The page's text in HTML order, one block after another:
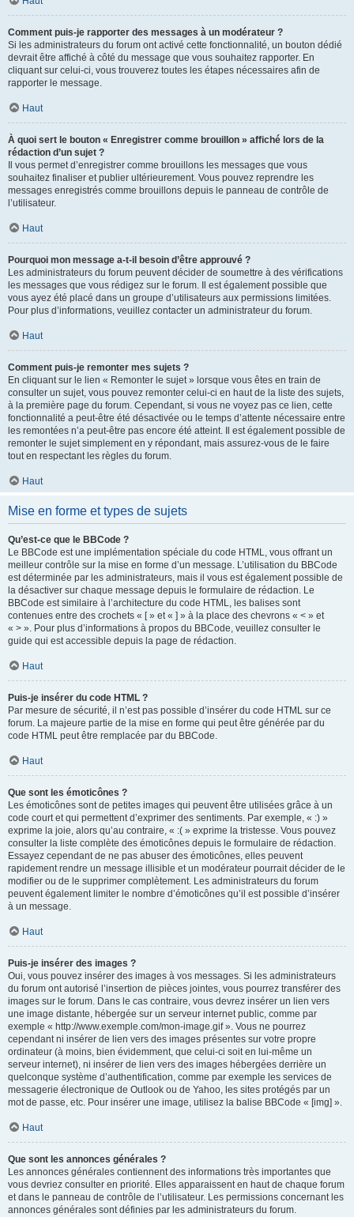
Comment puis-je rapporter des messages à un modérateur ?
Si les administrateurs du forum ont activé cette fonctionnalité, un bouton dédié
devrait être affiché à côté du message que vous souhaitez rapporter. En
cliquant sur celui-ci, vous trouverez toutes les étapes nécessaires afin de
rapporter le message.
Haut
À quoi sert le bouton « Enregistrer comme brouillon » affiché lors de la
rédaction d’un sujet ?
Il vous permet d’enregistrer comme brouillons les messages que vous
souhaitez finaliser et publier ultérieurement. Vous pouvez reprendre les
messages enregistrés comme brouillons depuis le panneau de contrôle de
l’utilisateur.
Haut
Pourquoi mon message a-t-il besoin d’être approuvé ?
Les administrateurs du forum peuvent décider de soumettre à des vérifications
les messages que vous rédigez sur le forum. Il est également possible que
vous ayez été placé dans un groupe d’utilisateurs aux permissions limitées.
Pour plus d’informations, veuillez contacter un administrateur du forum.
Haut
Comment puis-je remonter mes sujets ?
En cliquant sur le lien « Remonter le sujet » lorsque vous êtes en train de
consulter un sujet, vous pouvez remonter celui-ci en haut de la liste des sujets,
à la première page du forum. Cependant, si vous ne voyez pas ce lien, cette
fonctionnalité a peut-être été désactivée ou le temps d’attente nécessaire entre
les remontées n’a peut-être pas encore été atteint. Il est également possible de
remonter le sujet simplement en y répondant, mais assurez-vous de le faire
tout en respectant les règles du forum.
Haut
Mise en forme et types de sujets
Qu’est-ce que le BBCode ?
Le BBCode est une implémentation spéciale du code HTML, vous offrant un
meilleur contrôle sur la mise en forme d’un message. L’utilisation du BBCode
est déterminée par les administrateurs, mais il vous est également possible de
la désactiver sur chaque message depuis le formulaire de rédaction. Le
BBCode est similaire à l’architecture du code HTML, les balises sont
contenues entre des crochets « [ » et « ] » à la place des chevrons « < » et
« > ». Pour plus d’informations à propos du BBCode, veuillez consulter le
guide qui est accessible depuis la page de rédaction.
Haut
Puis-je insérer du code HTML ?
Par mesure de sécurité, il n’est pas possible d’insérer du code HTML sur ce
forum. La majeure partie de la mise en forme qui peut être générée par du
code HTML peut être remplacée par du BBCode.
Haut
Que sont les émoticônes ?
Les émoticônes sont de petites images qui peuvent être utilisées grâce à un
code court et qui permettent d’exprimer des sentiments. Par exemple, « :) »
exprime la joie, alors qu’au contraire, « :( » exprime la tristesse. Vous pouvez
consulter la liste complète des émoticônes depuis le formulaire de rédaction.
Essayez cependant de ne pas abuser des émoticônes, elles peuvent
rapidement rendre un message illisible et un modérateur pourrait décider de le
modifier ou de le supprimer complètement. Les administrateurs du forum
peuvent également limiter le nombre d’émoticônes qu’il est possible d’insérer
à un message.
Haut
Puis-je insérer des images ?
Oui, vous pouvez insérer des images à vos messages. Si les administrateurs
du forum ont autorisé l’insertion de pièces jointes, vous pourrez transférer des
images sur le forum. Dans le cas contraire, vous devrez insérer un lien vers
une image distante, hébergée sur un serveur internet public, comme par
exemple « http://www.exemple.com/mon-image.gif ». Vous ne pourrez
cependant ni insérer de lien vers des images présentes sur votre propre
ordinateur (à moins, bien évidemment, que celui-ci soit en lui-même un
serveur internet), ni insérer de lien vers des images hébergées derrière un
quelconque système d’authentification, comme par exemple les services de
messagerie électronique de Outlook ou de Yahoo, les sites protégés par un
mot de passe, etc. Pour insérer une image, utilisez la balise BBCode « [img] ».
Haut
Que sont les annonces générales ?
Les annonces générales contiennent des informations très importantes que
vous devriez consulter en priorité. Elles apparaissent en haut de chaque forum
et dans le panneau de contrôle de l’utilisateur. Les permissions concernant les
annonces générales sont définies par les administrateurs du forum.